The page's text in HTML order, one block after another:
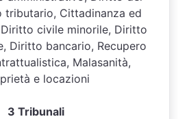
tributario, Cittadinanza ed
civile minorile, Diritto
Diritto bancario, Recupero
Malasanità,
e locazioni
3 Tribunali